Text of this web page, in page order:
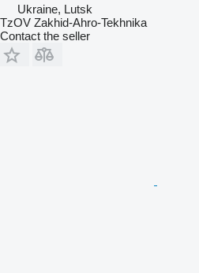
Ukraine, Lutsk
TzOV Zakhid-Ahro-Tekhnika
Contact the seller